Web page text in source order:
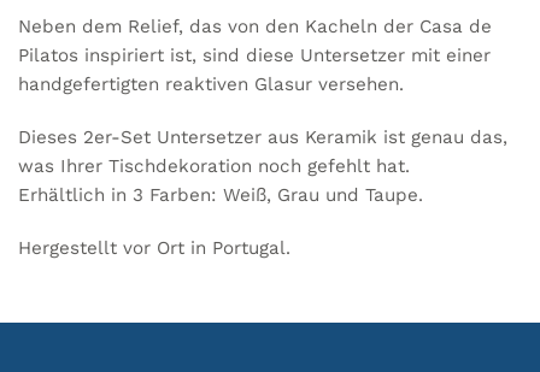
Neben dem Relief, das von den Kacheln der Casa de
Pilatos inspiriert ist, sind diese Untersetzer mit einer
handgefertigten reaktiven Glasur versehen.
Dieses 2er-Set Untersetzer aus Keramik ist genau das,
was Ihrer Tischdekoration noch gefehlt hat.
Erhältlich in 3 Farben: Weiß, Grau und Taupe.
Hergestellt vor Ort in Portugal.